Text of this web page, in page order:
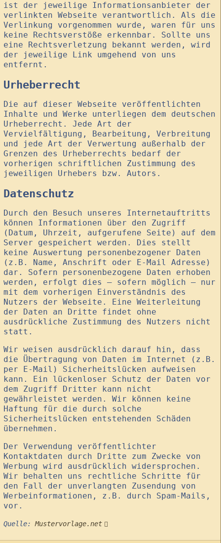
ist der jeweilige Informationsanbieter der
verlinkten Webseite verantwortlich. Als die
Verlinkung vorgenommen wurde, waren für uns
keine Rechtsverstöße erkennbar. Sollte uns
eine Rechtsverletzung bekannt werden, wird
der jeweilige Link umgehend von uns
entfernt.
Urheberrecht
Die auf dieser Webseite veröffentlichten
Inhalte und Werke unterliegen dem deutschen
Urheberrecht. Jede Art der
Vervielfältigung, Bearbeitung, Verbreitung
und jede Art der Verwertung außerhalb der
Grenzen des Urheberrechts bedarf der
vorherigen schriftlichen Zustimmung des
jeweiligen Urhebers bzw. Autors.
Datenschutz
Durch den Besuch unseres Internetauftritts
können Informationen über den Zugriff
(Datum, Uhrzeit, aufgerufene Seite) auf dem
Server gespeichert werden. Dies stellt
keine Auswertung personenbezogener Daten
(z.B. Name, Anschrift oder E-Mail Adresse)
dar. Sofern personenbezogene Daten erhoben
werden, erfolgt dies – sofern möglich – nur
mit dem vorherigen Einverständnis des
Nutzers der Webseite. Eine Weiterleitung
der Daten an Dritte findet ohne
ausdrückliche Zustimmung des Nutzers nicht
statt.
Wir weisen ausdrücklich darauf hin, dass
die Übertragung von Daten im Internet (z.B.
per E-Mail) Sicherheitslücken aufweisen
kann. Ein lückenloser Schutz der Daten vor
dem Zugriff Dritter kann nicht
gewährleistet werden. Wir können keine
Haftung für die durch solche
Sicherheitslücken entstehenden Schäden
übernehmen.
Der Verwendung veröffentlichter
Kontaktdaten durch Dritte zum Zwecke von
Werbung wird ausdrücklich widersprochen.
Wir behalten uns rechtliche Schritte für
den Fall der unverlangten Zusendung von
Werbeinformationen, z.B. durch Spam-Mails,
vor.
Quelle: Mustervorlage.net